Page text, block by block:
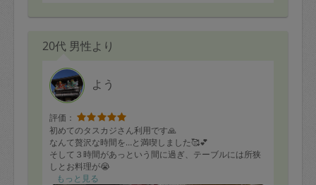
20代 男性より
よう
評価：
初めてのタスカジさん利用です🙏
なんて贅沢な時間を…と満喫しました🥰💕
そして３時間があっという間に過ぎ、テーブルには所狭
しとお料理が😭
ありがたい一択です。
もっと見る